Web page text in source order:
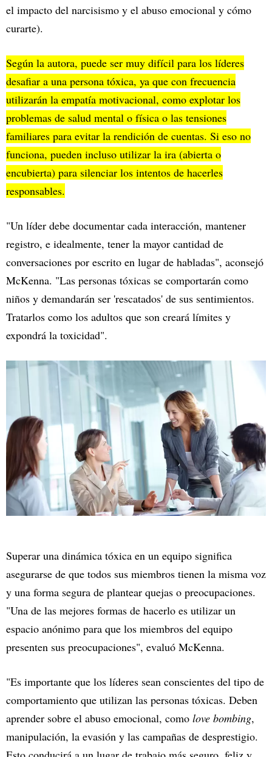
el impacto del narcisismo y el abuso emocional y cómo
curarte).
Según la autora, puede ser muy difícil para los líderes
desafiar a una persona tóxica, ya que con frecuencia
utilizarán la empatía motivacional, como explotar los
problemas de salud mental o física o las tensiones
familiares para evitar la rendición de cuentas. Si eso no
funciona, pueden incluso utilizar la ira (abierta o
encubierta) para silenciar los intentos de hacerles
responsables.
"Un líder debe documentar cada interacción, mantener
registro, e idealmente, tener la mayor cantidad de
conversaciones por escrito en lugar de habladas", aconsejó
McKenna. "Las personas tóxicas se comportarán como
niños y demandarán ser 'rescatados' de sus sentimientos.
Tratarlos como los adultos que son creará límites y
expondrá la toxicidad".
Superar una dinámica tóxica en un equipo significa
asegurarse de que todos sus miembros tienen la misma voz
y una forma segura de plantear quejas o preocupaciones.
"Una de las mejores formas de hacerlo es utilizar un
espacio anónimo para que los miembros del equipo
presenten sus preocupaciones", evaluó McKenna.
"Es importante que los líderes sean conscientes del tipo de
comportamiento que utilizan las personas tóxicas. Deben
aprender sobre el abuso emocional, como love bombing,
manipulación, la evasión y las campañas de desprestigio.